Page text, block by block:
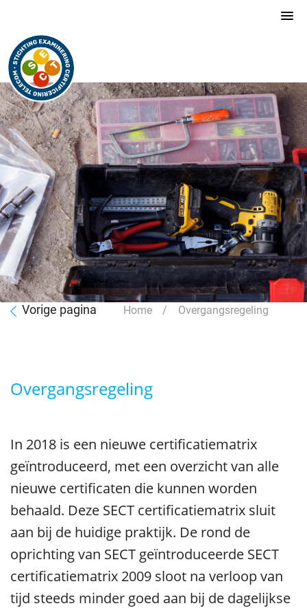
Vorige pagina Home / Overgangsregeling
Overgangsregeling
In 2018 is een nieuwe certificatiematrix
geïntroduceerd, met een overzicht van alle
nieuwe certificaten die kunnen worden
behaald. Deze SECT certificatiematrix sluit
aan bij de huidige praktijk. De rond de
oprichting van SECT geïntroduceerde SECT
certificatiematrix 2009 sloot na verloop van
tijd steeds minder goed aan bij de dagelijkse